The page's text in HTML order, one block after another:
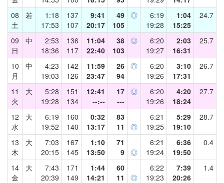
08
土
若
1:18
17:53
137
107
9:41
20:17
49
105
◎
6:19
19:28
1:04
15:25
24.7
09
日
中
2:53
18:36
136
117
11:04
22:40
38
103
◎
6:20
19:27
2:03
16:31
25.7
10
月
中
4:23
19:03
142
126
11:59
23:47
26
94
◎
6:20
19:26
3:10
17:31
26.7
11
火
大
5:28
19:28
151
134
12:41
--:--
17
---
◎
6:20
19:26
4:20
18:24
27.7
12
水
大
6:19
19:52
160
140
0:32
13:17
83
11
◎
6:21
19:25
5:29
19:10
28.7
13
木
大
7:03
20:15
167
145
1:10
13:50
71
9 ◎
6:21
19:24
6:36
19:50
0.4
14
金
大
7:43
20:39
171
149
1:44
14:21
60
11
◎
6:22
19:23
7:39
20:26
1.4